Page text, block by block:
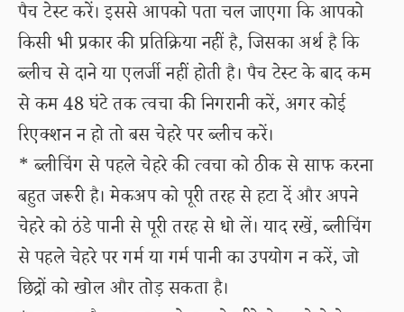
पैच टेस्ट करें। इससे आपको पता चल जाएगा कि आपको
किसी भी प्रकार की प्रतिक्रिया नहीं है, जिसका अर्थ है कि
ब्लीच से दाने या एलर्जी नहीं होती है। पैच टेस्ट के बाद कम
से कम 48 घंटे तक त्वचा की निगरानी करें, अगर कोई
रिएक्शन न हो तो बस चेहरे पर ब्लीच करें।
* ब्लीचिंग से पहले चेहरे की त्वचा को ठीक से साफ करना
बहुत जरूरी है। मेकअप को पूरी तरह से हटा दें और अपने
चेहरे को ठंडे पानी से पूरी तरह से धो लें। याद रखें, ब्लीचिंग
से पहले चेहरे पर गर्म या गर्म पानी का उपयोग न करें, जो
छिद्रों को खोल और तोड़ सकता है।